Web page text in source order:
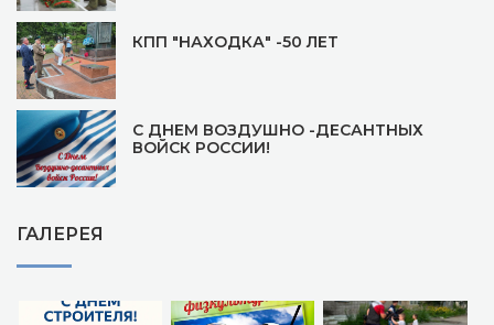
КПП "НАХОДКА" -50 ЛЕТ
С ДНЕМ ВОЗДУШНО -ДЕСАНТНЫХ
ВОЙСК РОССИИ!
ГАЛЕРЕЯ